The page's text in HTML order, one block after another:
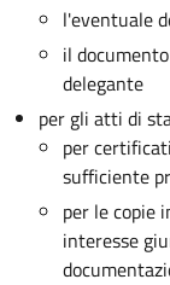
l'eventuale
il
delegante
per gli atti di
per
sufficiente
per le copie
interesse